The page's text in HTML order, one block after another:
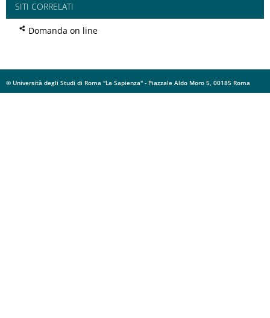
SITI CORRELATI
Domanda on line
© Università degli Studi di Roma "La Sapienza" - Piazzale Aldo Moro 5, 00185 Roma